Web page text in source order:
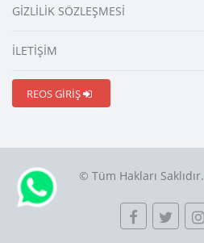
GİZLİLİK SÖZLEŞMESİ
İLETİŞİM
REOS GİRİŞ
© Tüm Hakları Saklıdır.